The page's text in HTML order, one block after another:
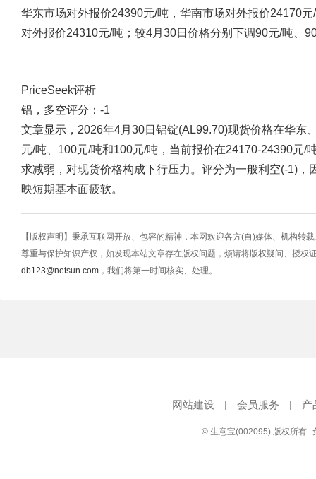
华东市场对外报价24390元/吨，华南市场对外报价24170
对外报价24310元/吨；较4月30日价格分别下调90元/吨、
PriceSeek评析
铝，多空评分：-1
文章显示，2026年4月30日铝锭(AL99.70)现货价格在华东
元/吨、100元/吨和100元/吨，当前报价在24170-24390元/
求减弱，对现货价格构成下行压力。评分为一般利空(-1)
映短期基本面疲软。
【版权声明】秉承互联网开放、包容的精神，本网欢迎各方(自)媒体、机构转
尊重与保护知识产权，如发现本站文章存在版权问题，烦请将版权疑问、授权
db123@netsun.com ，我们将第一时间核实、处理。
网站建设 | 会员服务 | 产
© 生意宝(002095) 版权所有